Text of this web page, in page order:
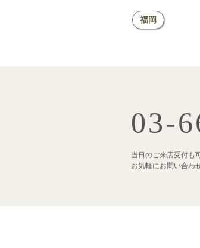
福岡
03-
当日のご来店受付も
お気軽にお問い合わ